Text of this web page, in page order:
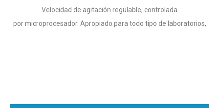
Velocidad de agitación regulable, controlada
por microprocesador. Apropiado para todo tipo de laboratorios,